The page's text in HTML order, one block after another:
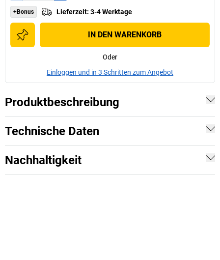
+Bonus Lieferzeit: 3-4 Werktage
IN DEN WARENKORB
Oder
Einloggen und in 3 Schritten zum Angebot
Produktbeschreibung
Technische Daten
Nachhaltigkeit